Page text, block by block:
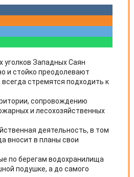
уголков Западных Саян
и стойко преодолевают
стремятся подходить к
сопровождению
и лесохозяйственных
деятельность, в том
вносит в планы свои
по берегам водохранилища
подушке, а до самого